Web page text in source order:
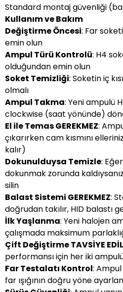
Standard montaj güvenliği
Kullanım ve Bakım
Değiştirme Öncesi: Far
emin olun
Ampul Türü Kontrolü: H4
olduğundan emin olun
Soket Temizliği: Soketin iç
olmalı
Ampul Takma: Yeni ampulü
clockwise (saat yönünde)
El ile Temas GEREKMEZ:
çıkarırken cam kısmını
kalır)
Dokunulduysa Temizle:
dokunmak zorunda
silin
Balast Sistemi GEREKMEZ:
doğrudan takılır, HID balastı
İlk Yaşlanma: Yeni halojen
çalışmada maksimum
Çift Değiştirme TAVSİYE
performansı için her iki
Far Testalatı Kontrol:
far ışığının doğru yöne